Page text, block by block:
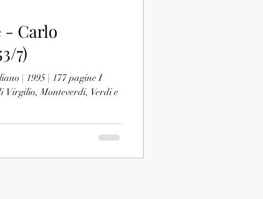
- Carlo
7)
| 1995 | 177 pagine I
Virgilio, Monteverdi, Verdi e